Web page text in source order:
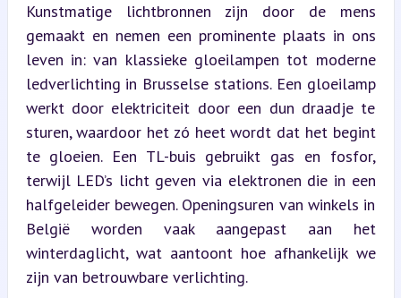
Kunstmatige lichtbronnen zijn door de mens
gemaakt en nemen een prominente plaats in ons
leven in: van klassieke gloeilampen tot moderne
ledverlichting in Brusselse stations. Een gloeilamp
werkt door elektriciteit door een dun draadje te
sturen, waardoor het zó heet wordt dat het begint
te gloeien. Een TL-buis gebruikt gas en fosfor,
terwijl LED’s licht geven via elektronen die in een
halfgeleider bewegen. Openingsuren van winkels in
België worden vaak aangepast aan het
winterdaglicht, wat aantoont hoe afhankelijk we
zijn van betrouwbare verlichting.